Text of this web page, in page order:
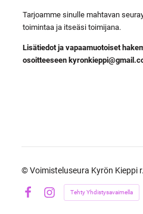
Tarjoamme sinulle mahtavan
toimintaa ja itseäsi toimijana.
Lisätiedot ja vapaamuotoiset
osoitteeseen
©Voimisteluseura Kyrön Kieppi
Instagram
Tehty Yhdistysavaimella